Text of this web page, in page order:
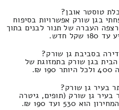
טוסטר אובן?
בגן שורק אפשרויות בסיפוח
העברה של תנור לבנים בתוך
בסביבת גן שורק?
בגן שורק בתמזוגת של
בעיר גן שורק?
גן שורק (תופים, גיטרה
530 ועד 190 ₪.